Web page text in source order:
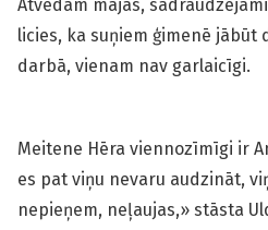
Atvedām mājās,
licies, ka suņiem ģimenē jābūt
darbā, vienam nav garlaicīgi.
Meitene Hēra viennozīmīgi ir
es pat viņu nevaru audzināt,
nepieņem, neļaujas,» stāsta